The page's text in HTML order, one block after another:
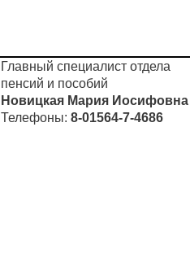
Главный специалист отдела
пенсий и пособий
Новицкая Мария Иосифовна
Телефоны: 8-01564-7-4686